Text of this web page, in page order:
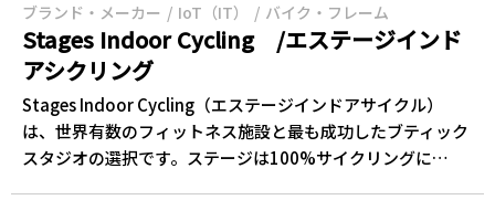
ブランド・メーカー IoT（IT） バイク・フレーム
Stages Indoor Cycling /エステージインド
アシクリング
‎Stages Indoor Cycling（エステージインドアサイクル）‎‎
は、世界有数のフィットネス施設と最も成功したブティック
スタジオの選択です。‎‎ステージ‎‎は100%‎‎サイクリング‎‎に…